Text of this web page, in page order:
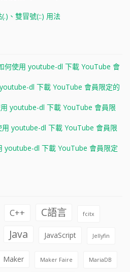
、雙冒號(::) 用法
何使用 youtube-dl 下載 YouTube 會
dl 下載 YouTube 會員限定的
youtube-dl 下載 YouTube 會員限
youtube-dl 下載 YouTube 會員限
youtube-dl 下載 YouTube 會員限定
C++ C語言 fcitx
Java JavaScript Jellyfin
Maker Maker Faire MariaDB